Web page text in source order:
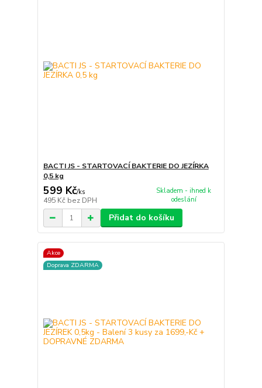
BACTI JS - STARTOVACÍ BAKTERIE DO JEZÍRKA
0,5 kg
599 Kč/ks
495 Kč bez DPH
Skladem - ihned k
odeslání
Přidat do košíku
Akce
Doprava ZDARMA